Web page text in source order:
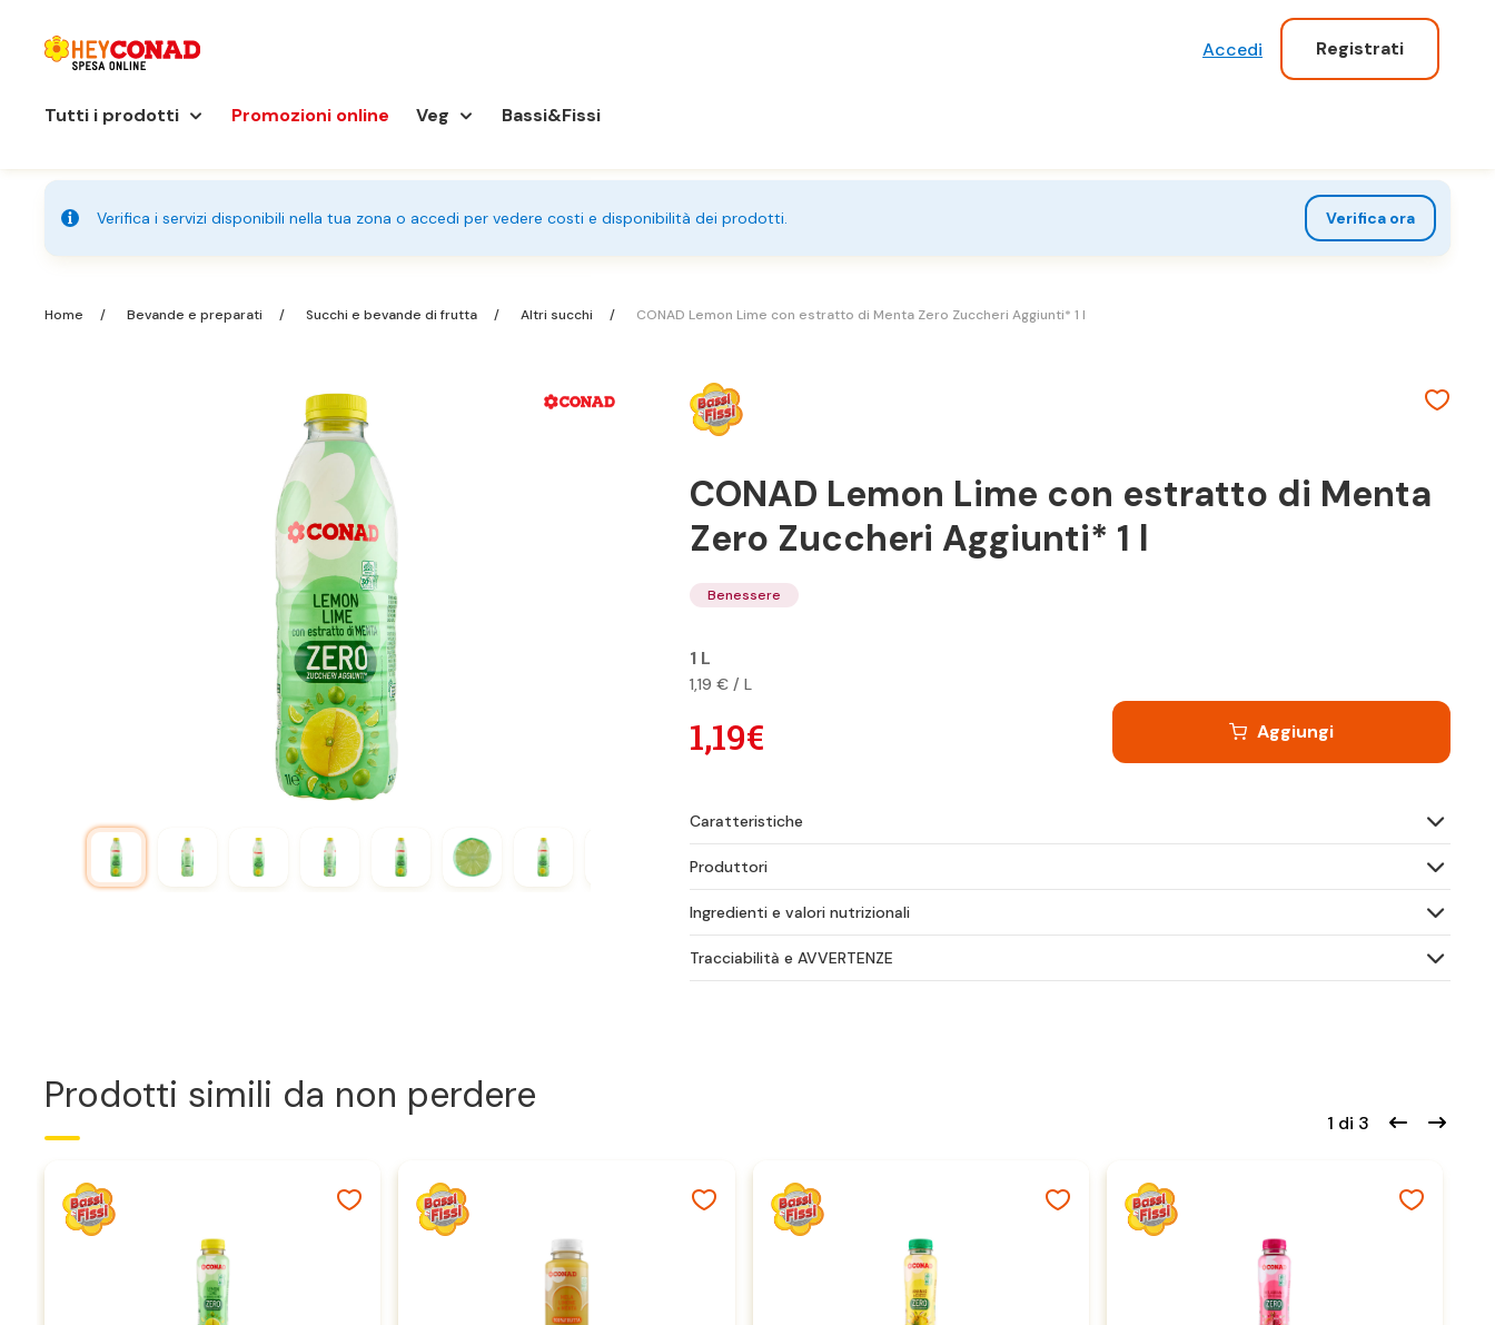
Accedi Registrati
Tutti i prodotti Promozioni online Veg Bassi&Fissi
Verifica i servizi disponibili nella tua zona o accedi per vedere costi e disponibilità dei prodotti. Verifica ora
Home Bevande e preparati Succhi e bevande di frutta Altri succhi CONAD Lemon Lime con estratto di Menta Zero Zuccheri Aggiunti* 1 l
CONAD Lemon Lime con estratto di Menta
Zero Zuccheri Aggiunti* 1 l
Benessere
1 L
1,19 € / L
1,19€ Aggiungi
Caratteristiche
Produttori
Ingredienti e valori nutrizionali
Tracciabilità e AVVERTENZE
Prodotti simili da non perdere
1 di 3